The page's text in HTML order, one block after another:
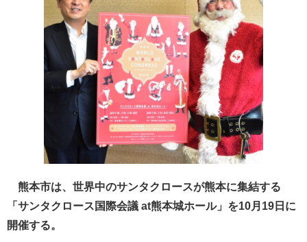
熊本市は、世界中のサンタクロースが熊本に集結する
「サンタクロース国際会議 at熊本城ホール」を10月19日に
開催する。